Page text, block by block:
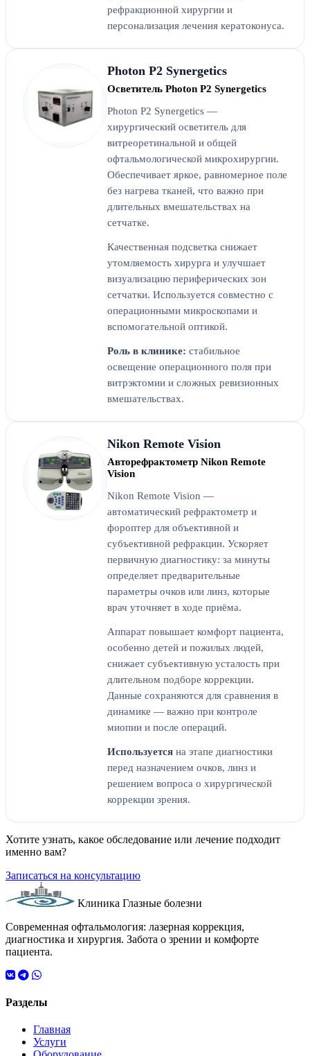
рефракционной хирургии и
персонализация лечения кератоконуса.
Photon P2 Synergetics
Осветитель Photon P2 Synergetics
Photon P2 Synergetics —
хирургический осветитель для
витреоретинальной и общей
офтальмологической микрохирургии.
Обеспечивает яркое, равномерное поле
без нагрева тканей, что важно при
длительных вмешательствах на
сетчатке.
Качественная подсветка снижает
утомляемость хирурга и улучшает
визуализацию периферических зон
сетчатки. Используется совместно с
операционными микроскопами и
вспомогательной оптикой.
Роль в клинике: стабильное
освещение операционного поля при
витрэктомии и сложных ревизионных
вмешательствах.
Nikon Remote Vision
Авторефрактометр Nikon Remote
Vision
Nikon Remote Vision —
автоматический рефрактометр и
фороптер для объективной и
субъективной рефракции. Ускоряет
первичную диагностику: за минуты
определяет предварительные
параметры очков или линз, которые
врач уточняет в ходе приёма.
Аппарат повышает комфорт пациента,
особенно детей и пожилых людей,
снижает субъективную усталость при
длительном подборе коррекции.
Данные сохраняются для сравнения в
динамике — важно при контроле
миопии и после операций.
Используется на этапе диагностики
перед назначением очков, линз и
решением вопроса о хирургической
коррекции зрения.
Хотите узнать, какое обследование или лечение подходит
именно вам?
Записаться на консультацию
Клиника Глазные болезни
Современная офтальмология: лазерная коррекция,
диагностика и хирургия. Забота о зрении и комфорте
пациента.
Разделы
Главная
Услуги